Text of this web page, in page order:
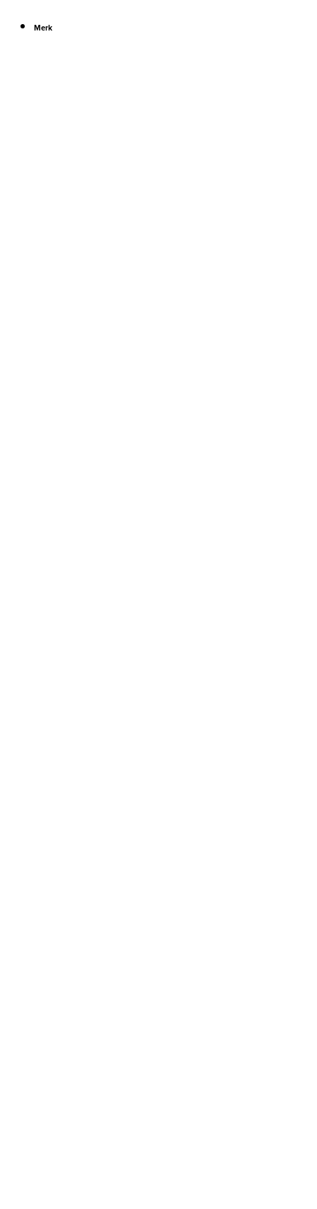
Merk